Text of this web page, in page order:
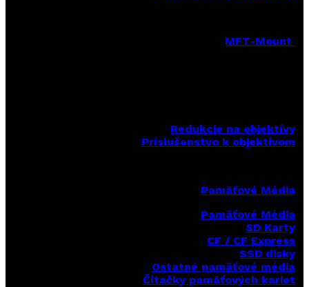
MFT-Mount
Redukcie na objektívy
Príslušenstvo k objektívom
Pamäťové Média
Pamäťové Média
SD Karty
CF / CF Express
SSD disky
Ostatné pamäťové média
Čítačky pamäťových kariet